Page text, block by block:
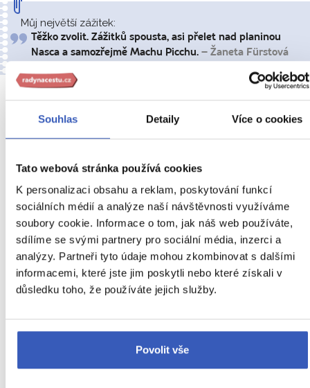
Souhlas Detaily Více o cookies
Tato webová stránka používá cookies
K personalizaci obsahu a reklam, poskytování funkcí
sociálních médií a analýze naší návštěvnosti využíváme
soubory cookie. Informace o tom, jak náš web používáte,
sdílíme se svými partnery pro sociální média, inzerci a
analýzy. Partneři tyto údaje mohou zkombinovat s dalšími
informacemi, které jste jim poskytli nebo které získali v
důsledku toho, že používáte jejich služby.
Povolit vše
Můj největší zážitek:
Těžko zvolit. Zážitků spousta, asi přelet nad planinou
Nasca a samozřejmě Machu Picchu. – Žaneta Fürstová
DEN
Dnes nahlédneme do života původních obyvatel